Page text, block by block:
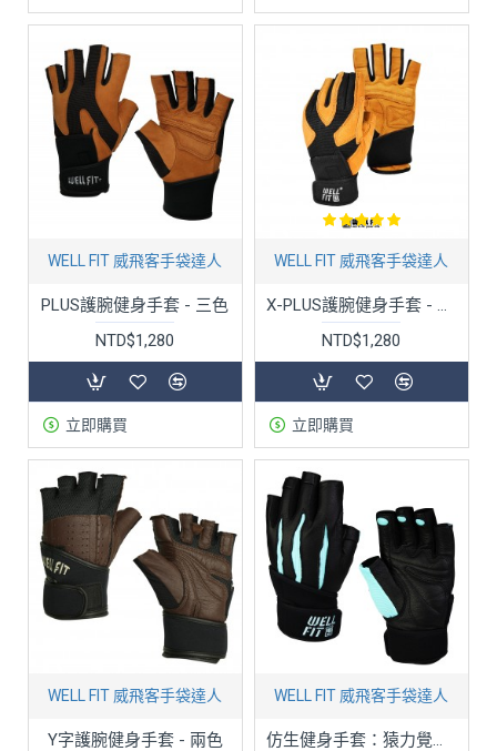
WELL FIT 威飛客手袋達人
PLUS護腕健身手套 - 三色
NTD$1,280
立即購買
WELL FIT 威飛客手袋達人
X-PLUS護腕健身手套 - 黃褐色
NTD$1,280
立即購買
WELL FIT 威飛客手袋達人
Y字護腕健身手套 - 兩色
WELL FIT 威飛客手袋達人
仿生健身手套：猿力覺醒 - 女款 - 兩色